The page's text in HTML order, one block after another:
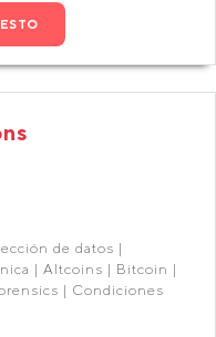
de datos |
| Altcoins | Bitcoin |
| Condiciones